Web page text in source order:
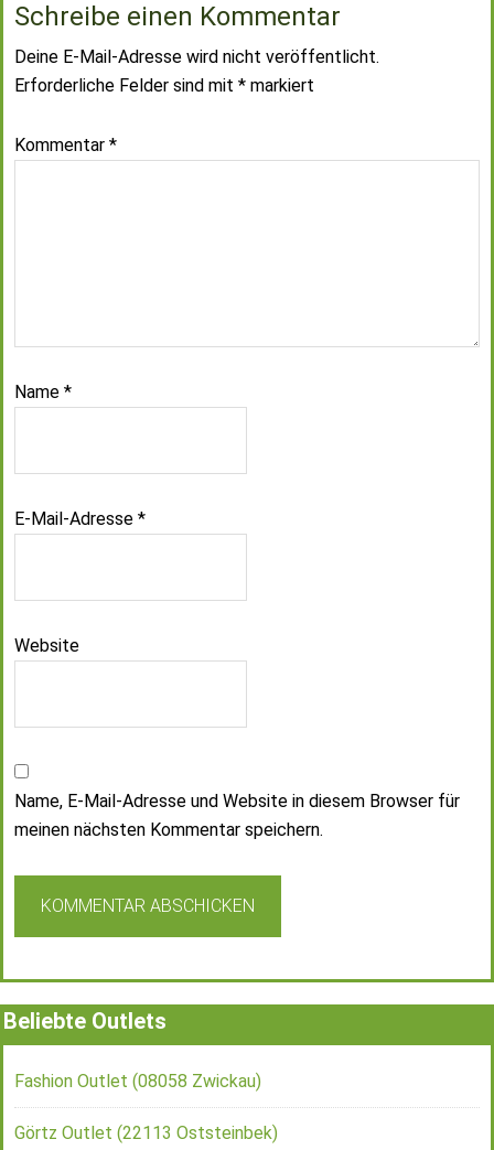
Schreibe einen Kommentar
Deine E-Mail-Adresse wird nicht veröffentlicht.
Erforderliche Felder sind mit * markiert
Kommentar *
Name *
E-Mail-Adresse *
Website
Name, E-Mail-Adresse und Website in diesem Browser für
meinen nächsten Kommentar speichern.
Beliebte Outlets
Fashion Outlet (08058 Zwickau)
Görtz Outlet (22113 Oststeinbek)